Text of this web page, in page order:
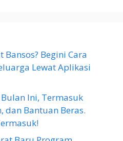
Begini Cara
Lewat Aplikasi
Ini, Termasuk
dan Bantuan Beras.